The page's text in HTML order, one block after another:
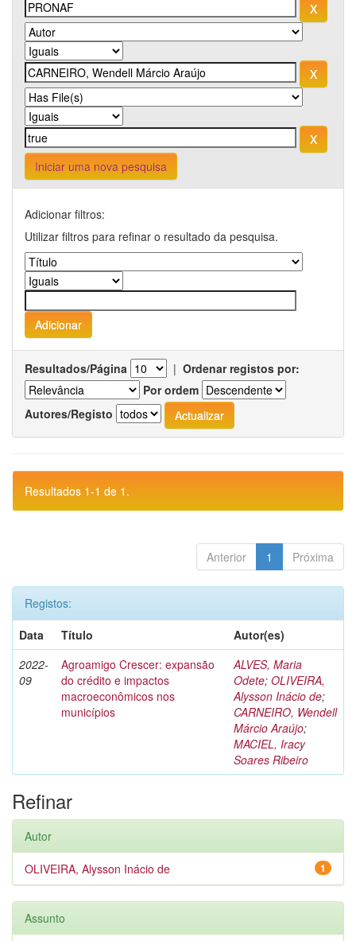
Iniciar uma nova pesquisa
Adicionar filtros:
Utilizar filtros para refinar o resultado da pesquisa.
Resultados/Página | Ordenar registos por:
Por ordem
Autores/Registo
Resultados 1-1 de 1.
Anterior 1 Próxima
Registos:
Data
Título
Autor(es)
2022-
09
Agroamigo Crescer: expansão
do crédito e impactos
macroeconômicos nos
municípios
ALVES, Maria
Odete; OLIVEIRA,
Alysson Inácio de;
CARNEIRO, Wendell
Márcio Araújo;
MACIEL, Iracy
Soares Ribeiro
Refinar
Autor
1
OLIVEIRA, Alysson Inácio de
Assunto